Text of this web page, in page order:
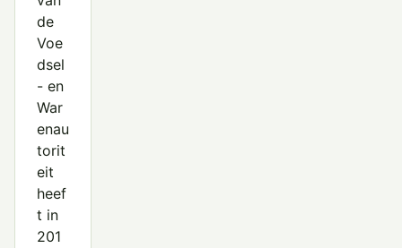
de
Voe
dsel
- en
War
enau
torit
eit
heef
t in
201